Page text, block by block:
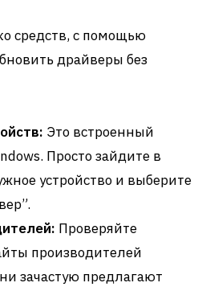
средств, с помощью
драйверы без
Это встроенный
Просто зайдите в
устройство и выберите
Проверяйте
производителей
зачастую предлагают